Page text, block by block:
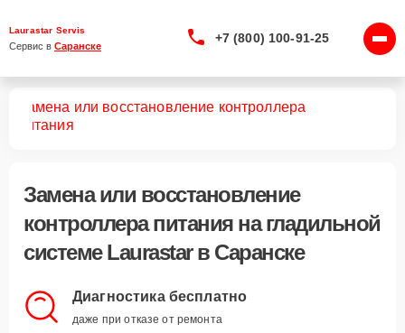
Laurastar Servis
Сервис в Саранске
+7 (800) 100-91-25
Замена или восстановление контроллера
питания
Замена или восстановление
контроллера питания на гладильной
системе Laurastar в Саранске
Диагностика бесплатно
даже при отказе от ремонта